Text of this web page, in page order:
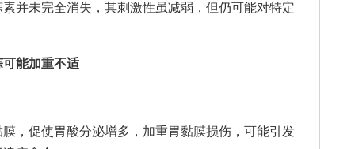
未完全消失，其刺激性虽减弱，但仍可能对特定
能加重不适
促使胃酸分泌增多，加重胃黏膜损伤，可能引发